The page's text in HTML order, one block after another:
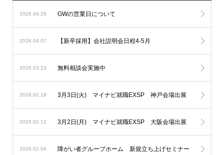
2026.04.28 GWの営業日について
2026.04.07 【新卒採用】会社説明会日程4-5月
2026.03.23 無料相談会実施中
2026.02.19 3月3日(火) マイナビ就職EXSP 神戸会場出展
2026.02.12 3月2日(月) マイナビ就職EXSP 大阪会場出展
2026.02.04 障がい者グループホーム 新規立ち上げセミナー